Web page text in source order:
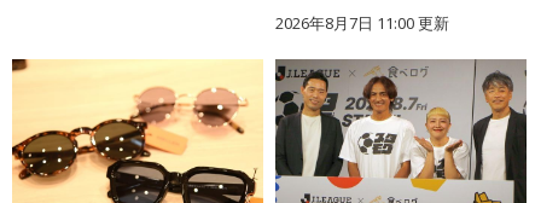
2026年8月7日 11:00更新